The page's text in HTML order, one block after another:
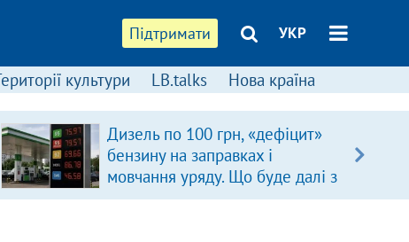
Підтримати УКР
культури LB.talks Нова країна
Дизель по 100 грн, «дефіцит»
бензину на заправках і
мовчання уряду. Що буде далі з
цінами на пальне?